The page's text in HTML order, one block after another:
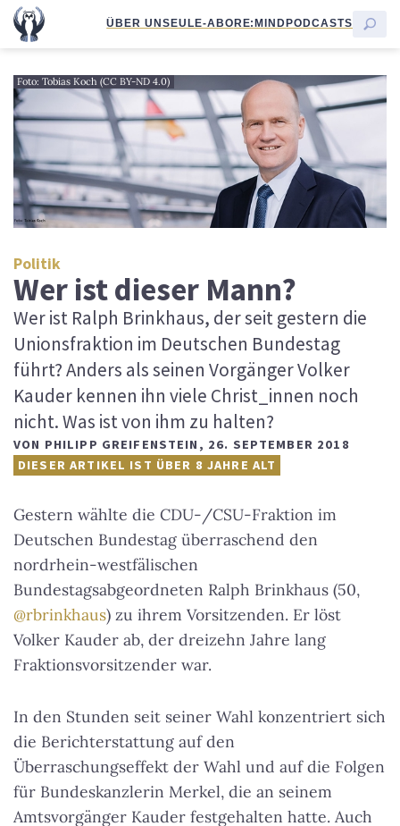
ÜBER UNSEULE-ABORE:MINDPODCASTS
Foto: Tobias Koch (CC BY-ND 4.0)
Politik
Wer ist dieser Mann?
Wer ist Ralph Brinkhaus, der seit gestern die
Unionsfraktion im Deutschen Bundestag
führt? Anders als seinen Vorgänger Volker
Kauder kennen ihn viele Christ_innen noch
nicht. Was ist von ihm zu halten?
VON PHILIPP GREIFENSTEIN , 26. SEPTEMBER 2018
DIESER ARTIKEL IST ÜBER 8 JAHRE ALT
Gestern wählte die CDU-/CSU-Fraktion im
Deutschen Bundestag überraschend den
nordrhein-westfälischen
Bundestagsabgeordneten Ralph Brinkhaus (50,
@rbrinkhaus) zu ihrem Vorsitzenden. Er löst
Volker Kauder ab, der dreizehn Jahre lang
Fraktionsvorsitzender war.
In den Stunden seit seiner Wahl konzentriert sich
die Berichterstattung auf den
Überraschungseffekt der Wahl und auf die Folgen
für Bundeskanzlerin Merkel, die an seinem
Amtsvorgänger Kauder festgehalten hatte. Auch